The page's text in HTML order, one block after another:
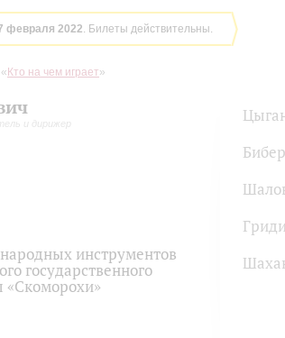
февраля 2022. Билеты действительны.
Кто на чем играет»
и дирижер
инструментов
государственного
«Скоморохи»